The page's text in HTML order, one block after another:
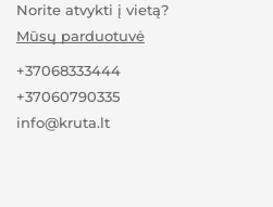
Norite atvykti į vietą?
Mūsų parduotuvė
+37068333444
+37060790335
info@kruta.lt